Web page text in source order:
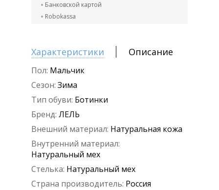
Банковской картой
Robokassa
Характеристики Описание
Пол: Мальчик
Сезон: Зима
Тип обуви: Ботинки
Бренд: ЛЕЛЬ
Внешний материал: Натуральная кожа
Внутренний материал:
Натуральный мех
Стелька: Натуральный мех
Страна производитель: Россия